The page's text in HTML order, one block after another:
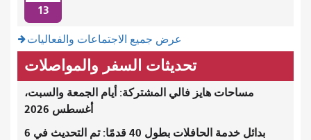
13
عرض جميع الاجتماعات والفعاليات
تحديثات السفر والمواصلات
مساحات هايز فالي المشتركة: أيام الجمعة والسبت،
أغسطس 2026
بدائل خدمة الحافلات بطول 40 قدمًا: تم التحديث في 6